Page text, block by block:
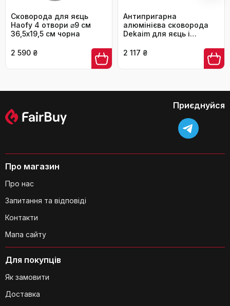
Чи легко чистити цю сковороду після
використання?
сковороди для здоров'я, враховуючи
відсутність шкідливих хімічних
речовин?
Яка товщина дна сковороди?
Сковорода для яєць
Haofy 4 отвори ⌀9 см
36,5х19,5 см чорна
2 590 ₴
Антипригарна
алюмінієва сковорода
Dekaim для яєць і
сковорода для сніданку,
кухонний пристрій для
2 117 ₴
Для покупців
Як замовити
Доставка
Про магазин
Про нас
Запитання та відповіді
Контакти
Мапа сайту
Приєднуйся